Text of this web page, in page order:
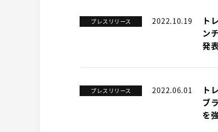
プレスリリース 2022.10.19
ト
ン
発
プレスリリース 2022.06.01
ト
ブ
を